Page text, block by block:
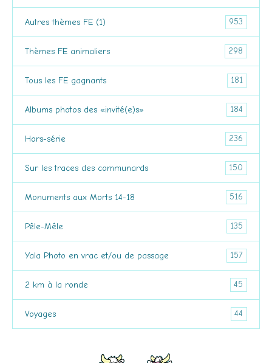
Autres thèmes FE (1) 953
Thèmes FE animaliers 298
Tous les FE gagnants 181
Albums photos des «invité(e)s» 184
Hors-série 236
Sur les traces des communards 150
Monuments aux Morts 14-18 516
Pêle-Mêle 135
Yala Photo en vrac et/ou de passage 157
2 km à la ronde 45
Voyages 44